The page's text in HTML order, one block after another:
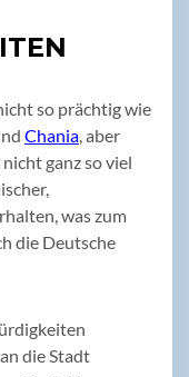
so prächtig wie
Chania , aber
ganz so viel
was zum
die Deutsche
die Stadt